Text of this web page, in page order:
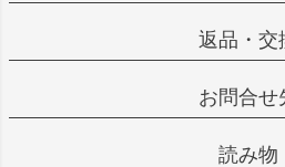
返品・交
お問合せ
読み物